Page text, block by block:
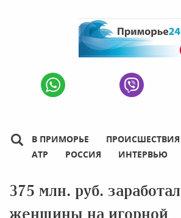
В ПРИМОРЬЕ ПРОИСШЕСТВИЯ
АТР
РОССИЯ ИНТЕРВЬЮ
375 млн. руб.
женщины на игорной